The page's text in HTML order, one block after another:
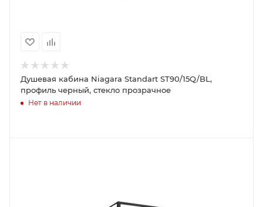
Душевая кабина Niagara Standart ST90/15Q/BL,
профиль черный, стекло прозрачное
Нет в наличии